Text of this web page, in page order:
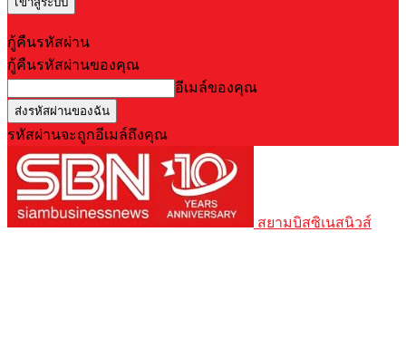
กู้คืนรหัสผ่าน
กู้คืนรหัสผ่านของคุณ
อีเมล์ของคุณ
รหัสผ่านจะถูกอีเมล์ถึงคุณ
สยามบิสซิเนสนิวส์